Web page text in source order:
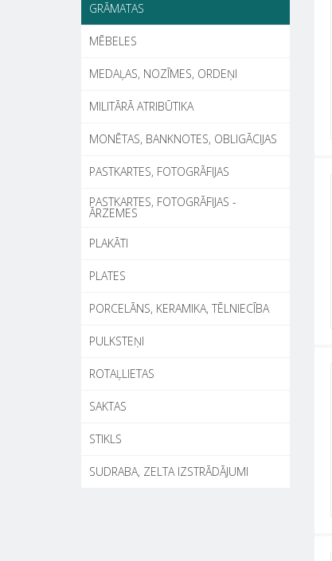
GRĀMATAS
MĒBELES
MEDAĻAS, NOZĪMES, ORDEŅI
MILITĀRĀ ATRIBŪTIKA
MONĒTAS, BANKNOTES, OBLIGĀCIJAS
PASTKARTES, FOTOGRĀFIJAS
PASTKARTES, FOTOGRĀFIJAS -
ĀRZEMES
PLAKĀTI
PLATES
PORCELĀNS, KERAMIKA, TĒLNIECĪBA
PULKSTEŅI
ROTAĻLIETAS
SAKTAS
STIKLS
SUDRABA, ZELTA IZSTRĀDĀJUMI